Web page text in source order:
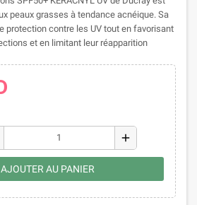
peaux grasses à tendance acnéique. Sa
protection contre les UV tout en favorisant
et en limitant leur réapparition
add
AJOUTER AU PANIER